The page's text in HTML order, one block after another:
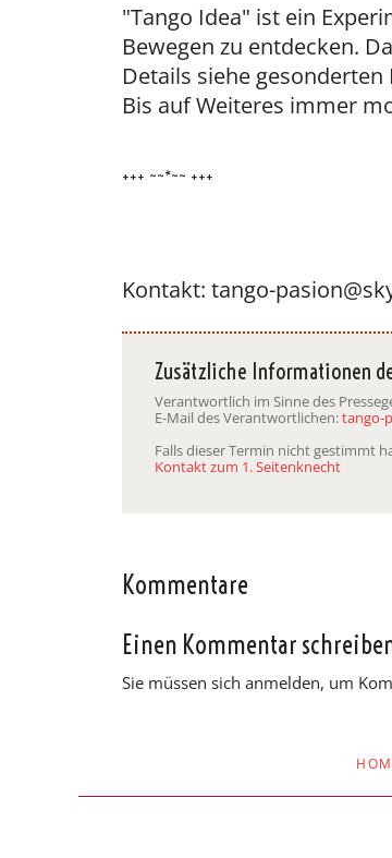
"Tango Idea" ist ein
Bewegen zu entdecken.
Details siehe gesonderten
Bis auf Weiteres immer
+++ ~~*~~ +++
Kontakt: tango-
Zusätzliche Informationen
Verantwortlich im Sinne des
E-Mail des Verantwortlichen:tango-
Falls dieser Termin nicht gestimmt
Kontakt zum 1. Seitenknecht
Kommentare
Einen Kommentar
Sie müssen sich anmelden, um